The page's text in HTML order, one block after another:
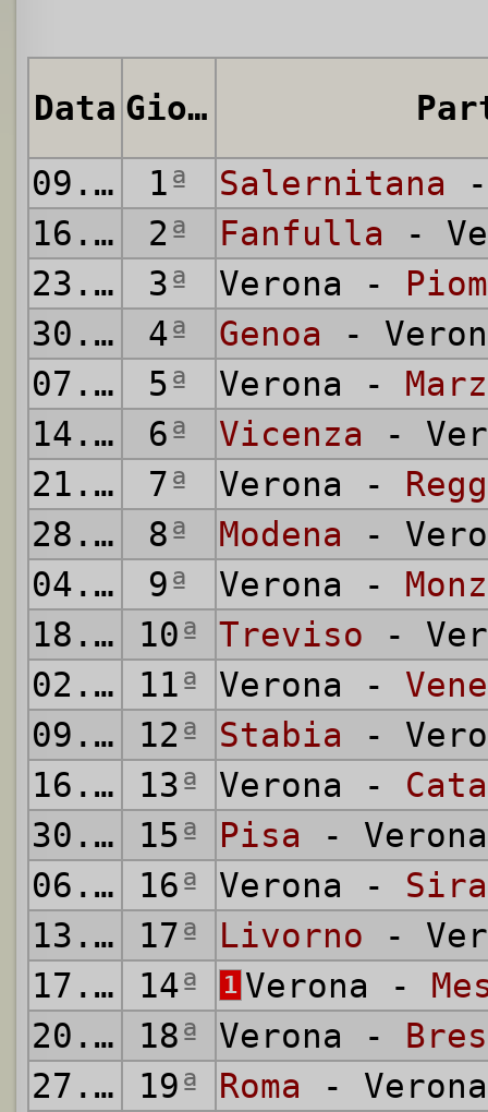
Data Giornata
09.09.1951
1ª Salernitana -
16.09.1951
2ª Fanfulla -
23.09.1951
3ª Verona -
30.09.1951
4ª Genoa -
07.10.1951
5ª Verona -
14.10.1951
6ª Vicenza -
21.10.1951
7ª Verona -
28.10.1951
8ª Modena -
04.11.1951
9ª Verona -
18.11.1951
10ª Treviso -
02.12.1951
11ª Verona -
09.12.1951
12ª Stabia -
16.12.1951
13ª Verona -
30.12.1951
15ª Pisa - Verona
06.01.1952
16ª Verona -
13.01.1952
17ª Livorno -
17.01.1952
14ª 1 Verona -
20.01.1952
18ª Verona -
27.01.1952
19ª Roma - Verona